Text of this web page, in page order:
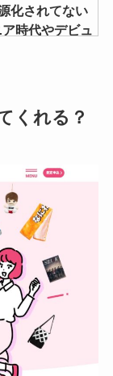
化されてない
時代やデビュ
どこで売る？
てる人はい
和也らが結婚
？
2024年最新
が変更した？
介！
くれる？